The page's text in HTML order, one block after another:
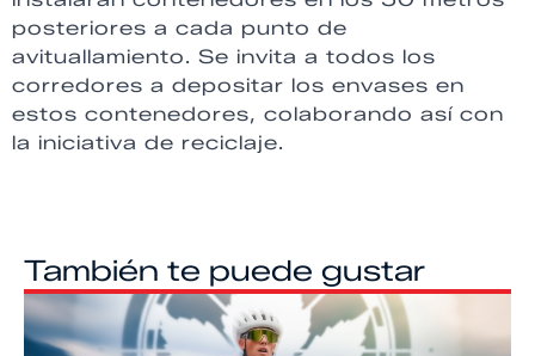
posteriores a cada punto de
avituallamiento. Se invita a todos los
corredores a depositar los envases en
estos contenedores, colaborando así con
la iniciativa de reciclaje.
También te puede gustar